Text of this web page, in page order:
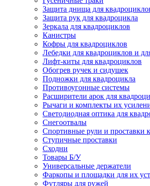
Защита днища для
Защита рук для квадроцикла
Зеркала для квадроциклов
Канистры
Кофры для квадроциклов
Лебедки для квадроциклов и
Лифт-киты для квадроциклов
Обогрев ручек и сидушек
Подножки для квадроцикла
Противоугонные системы
Расширители арок для
Рычаги и комплекты их
Светодиодная оптика для
Снегоотвалы
Спортивные рули и проставки
Ступичные проставки
Сходни
Товары Б/У
Универсальные держатели
Фаркопы и площадки для их
Футляры для ружей